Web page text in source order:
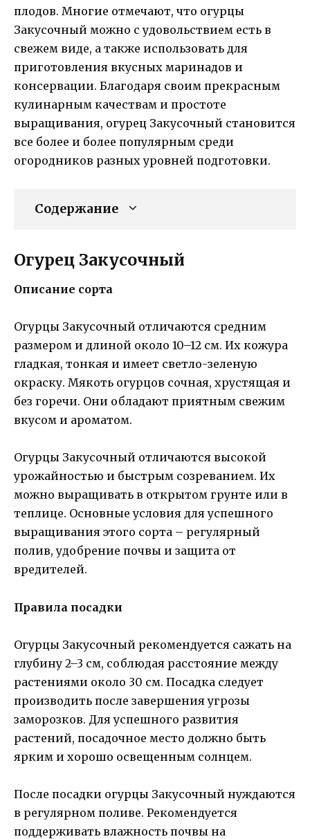
плодов. Многие отмечают, что огурцы
Закусочный можно с удовольствием есть в
свежем виде, а также использовать для
приготовления вкусных маринадов и
консервации. Благодаря своим прекрасным
кулинарным качествам и простоте
выращивания, огурец Закусочный становится
все более и более популярным среди
огородников разных уровней подготовки.
Содержание
Огурец Закусочный
Описание сорта
Огурцы Закусочный отличаются средним
размером и длиной около 10–12 см. Их кожура
гладкая, тонкая и имеет светло-зеленую
окраску. Мякоть огурцов сочная, хрустящая и
без горечи. Они обладают приятным свежим
вкусом и ароматом.
Огурцы Закусочный отличаются высокой
урожайностью и быстрым созреванием. Их
можно выращивать в открытом грунте или в
теплице. Основные условия для успешного
выращивания этого сорта – регулярный
полив, удобрение почвы и защита от
вредителей.
Правила посадки
Огурцы Закусочный рекомендуется сажать на
глубину 2–3 см, соблюдая расстояние между
растениями около 30 см. Посадка следует
производить после завершения угрозы
заморозков. Для успешного развития
растений, посадочное место должно быть
ярким и хорошо освещенным солнцем.
После посадки огурцы Закусочный нуждаются
в регулярном поливе. Рекомендуется
поддерживать влажность почвы на